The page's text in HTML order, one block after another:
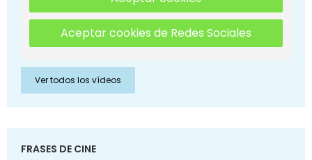
Aceptar cookies de Redes Sociales
Ver todos los vídeos
FRASES DE CINE